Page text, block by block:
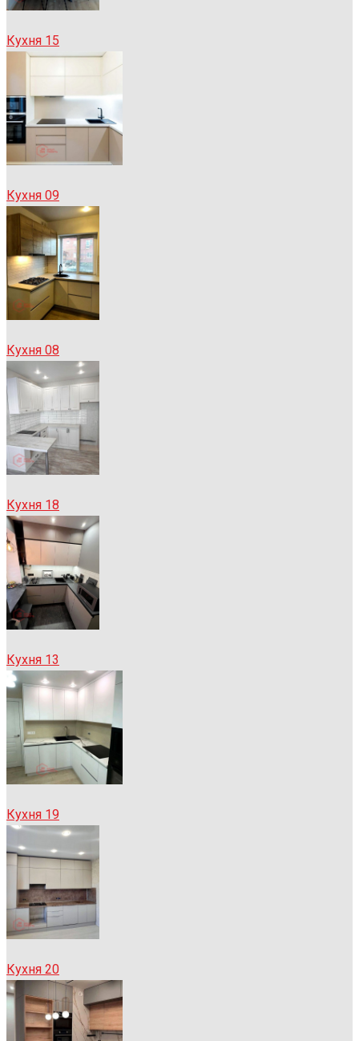
Кухня 15
Кухня 09
Кухня 08
Кухня 18
Кухня 13
Кухня 19
Кухня 20